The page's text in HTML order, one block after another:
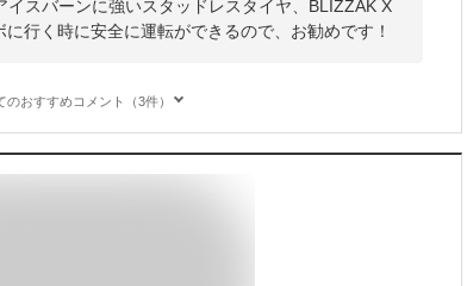
スバーンに強いスタッドレスタイヤ、BLIZZAK X
行く時に安全に運転ができるので、お勧めです！
のおすすめコメント（3件）